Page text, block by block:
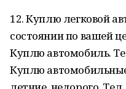
12. Куплю легковой
состоянии по вашей
Куплю автомобиль.
Куплю